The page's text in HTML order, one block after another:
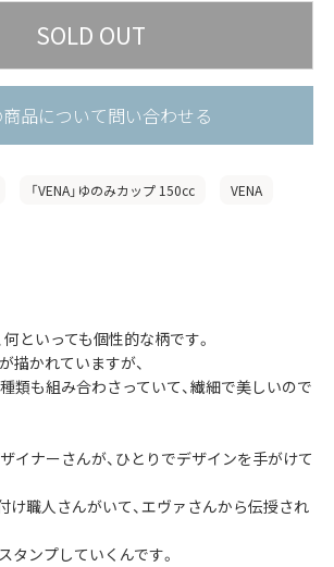
商品について問い合わせる
「VENA」ゆのみカップ 150cc VENA
何といっても個性的な柄です。
描かれていますが、
類も組み合わさっていて、繊細で美しいので
イナーさんが、ひとりでデザインを手がけて
け職人さんがいて、エヴァさんから伝授され
タンプしていくんです。